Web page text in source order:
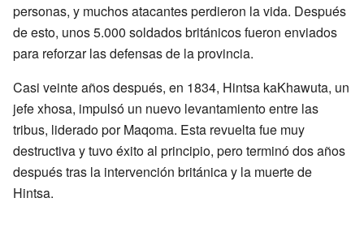
personas, y muchos atacantes perdieron la vida. Después
de esto, unos 5.000 soldados británicos fueron enviados
para reforzar las defensas de la provincia.
Casi veinte años después, en 1834, Hintsa kaKhawuta, un
jefe xhosa, impulsó un nuevo levantamiento entre las
tribus, liderado por Maqoma. Esta revuelta fue muy
destructiva y tuvo éxito al principio, pero terminó dos años
después tras la intervención británica y la muerte de
Hintsa.